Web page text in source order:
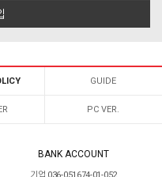
GUIDE
PC VER.
BANK ACCOUNT